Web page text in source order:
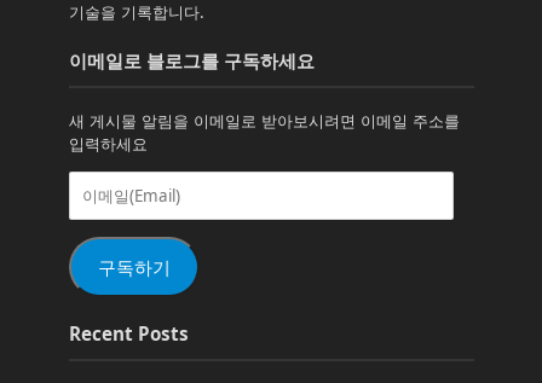
기술을 기록합니다.
이메일로 블로그를 구독하세요
새 게시물 알림을 이메일로 받아보시려면 이메일 주소를
입력하세요
이
일
(Email)
구독하기
Recent Posts